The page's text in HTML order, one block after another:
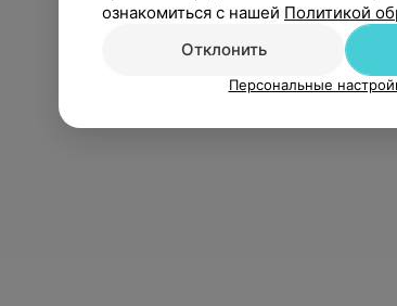
ознакомиться с нашей Политикой
Отклонить
Персональные